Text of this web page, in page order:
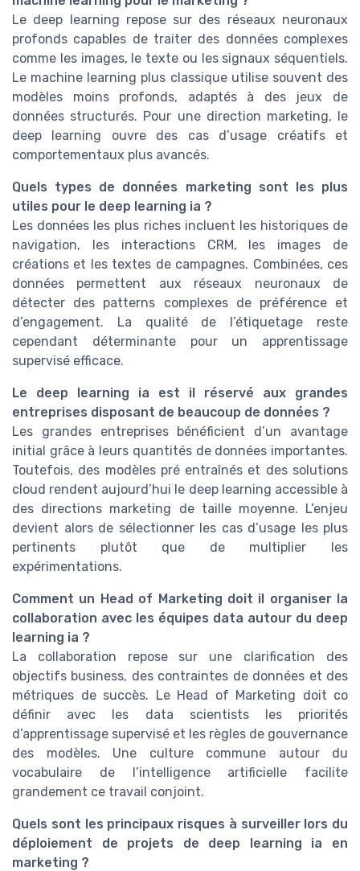
Le deep learning repose sur des réseaux neuronaux
profonds capables de traiter des données complexes
comme les images, le texte ou les signaux séquentiels.
Le machine learning plus classique utilise souvent des
modèles moins profonds, adaptés à des jeux de
données structurés. Pour une direction marketing, le
deep learning ouvre des cas d’usage créatifs et
comportementaux plus avancés.
Quels types de données marketing sont les plus
utiles pour le deep learning ia ?
Les données les plus riches incluent les historiques de
navigation, les interactions CRM, les images de
créations et les textes de campagnes. Combinées, ces
données permettent aux réseaux neuronaux de
détecter des patterns complexes de préférence et
d’engagement. La qualité de l’étiquetage reste
cependant déterminante pour un apprentissage
supervisé efficace.
Le deep learning ia est il réservé aux grandes
entreprises disposant de beaucoup de données ?
Les grandes entreprises bénéficient d’un avantage
initial grâce à leurs quantités de données importantes.
Toutefois, des modèles pré entraînés et des solutions
cloud rendent aujourd’hui le deep learning accessible à
des directions marketing de taille moyenne. L’enjeu
devient alors de sélectionner les cas d’usage les plus
pertinents plutôt que de multiplier les
expérimentations.
Comment un Head of Marketing doit il organiser la
collaboration avec les équipes data autour du deep
learning ia ?
La collaboration repose sur une clarification des
objectifs business, des contraintes de données et des
métriques de succès. Le Head of Marketing doit co
définir avec les data scientists les priorités
d’apprentissage supervisé et les règles de gouvernance
des modèles. Une culture commune autour du
vocabulaire de l’intelligence artificielle facilite
grandement ce travail conjoint.
Quels sont les principaux risques à surveiller lors du
déploiement de projets de deep learning ia en
marketing ?